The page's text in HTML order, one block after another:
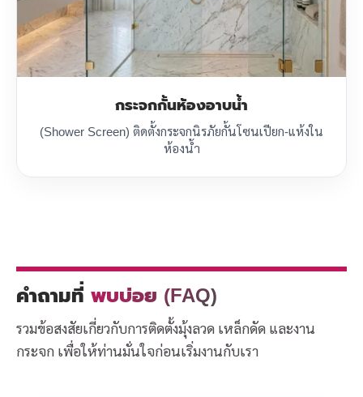
กระจกกั้นห้องอาบน้ำ
(Shower Screen) ติดตั้งกระจกนิรภัยกั้นโซนเปียก-แห้งใน
ห้องน้ำ
คำถามที่ พบบ่อย (FAQ)
รวมข้อสงสัยเกี่ยวกับการติดตั้งมุ้งลวด เหล็กดัด และงาน
กระจก เพื่อให้ท่านมั่นใจก่อนเริ่มงานกับเรา